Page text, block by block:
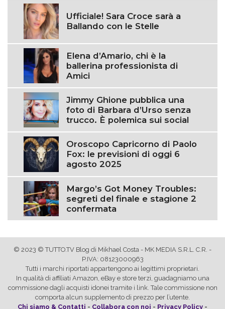
Ufficiale! Sara Croce sarà a
Ballando con le Stelle
Elena d’Amario, chi è la
ballerina professionista di
Amici
Jimmy Ghione pubblica una
foto di Barbara d’Urso senza
trucco. È polemica sui social
Oroscopo Capricorno di Paolo
Fox: le previsioni di oggi 6
agosto 2025
Margo’s Got Money Troubles:
segreti del finale e stagione 2
confermata
© 2023 © TUTTO.TV Blog di Mikhael Costa - MK MEDIA S.R.L. C.R. -
P.IVA: 08123000963
Tutti i marchi riportati appartengono ai legittimi proprietari.
In qualità di affiliati Amazon, eBay e store terzi, guadagniamo una
commissione dagli acquisti idonei tramite i link. Tale commissione non
comporta alcun supplemento di prezzo per l’utente.
Chi siamo & Contatti - Collabora con noi - Privacy Policy -